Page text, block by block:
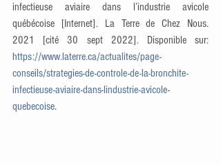
infectieuse aviaire dans l’industrie avicole
québécoise [Internet]. La Terre de Chez Nous.
https://www.laterre.ca/actualites/page-
conseils/strategies-de-controle-de-la-bronchite-
infectieuse-aviaire-dans-lindustrie-avicole-
quebecoise.